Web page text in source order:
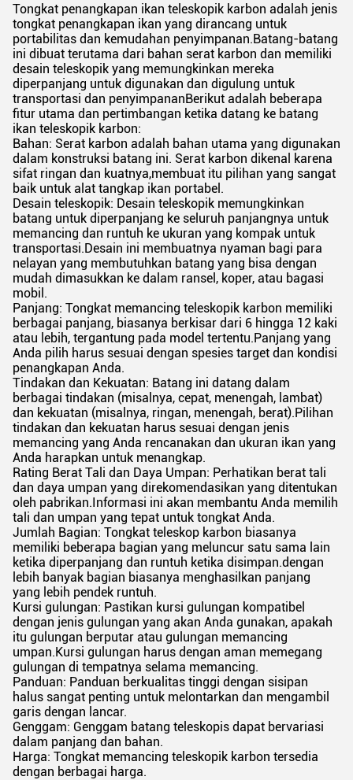
Tongkat penangkapan ikan teleskopik karbon adalah jenis
tongkat penangkapan ikan yang dirancang untuk
portabilitas dan kemudahan penyimpanan.Batang-batang
ini dibuat terutama dari bahan serat karbon dan memiliki
desain teleskopik yang memungkinkan mereka
diperpanjang untuk digunakan dan digulung untuk
transportasi dan penyimpananBerikut adalah beberapa
fitur utama dan pertimbangan ketika datang ke batang
ikan teleskopik karbon:
Bahan: Serat karbon adalah bahan utama yang digunakan
dalam konstruksi batang ini. Serat karbon dikenal karena
sifat ringan dan kuatnya,membuat itu pilihan yang sangat
baik untuk alat tangkap ikan portabel.
Desain teleskopik: Desain teleskopik memungkinkan
batang untuk diperpanjang ke seluruh panjangnya untuk
memancing dan runtuh ke ukuran yang kompak untuk
transportasi.Desain ini membuatnya nyaman bagi para
nelayan yang membutuhkan batang yang bisa dengan
mudah dimasukkan ke dalam ransel, koper, atau bagasi
mobil.
Panjang: Tongkat memancing teleskopik karbon memiliki
berbagai panjang, biasanya berkisar dari 6 hingga 12 kaki
atau lebih, tergantung pada model tertentu.Panjang yang
Anda pilih harus sesuai dengan spesies target dan kondisi
penangkapan Anda.
Tindakan dan Kekuatan: Batang ini datang dalam
berbagai tindakan (misalnya, cepat, menengah, lambat)
dan kekuatan (misalnya, ringan, menengah, berat).Pilihan
tindakan dan kekuatan harus sesuai dengan jenis
memancing yang Anda rencanakan dan ukuran ikan yang
Anda harapkan untuk menangkap.
Rating Berat Tali dan Daya Umpan: Perhatikan berat tali
dan daya umpan yang direkomendasikan yang ditentukan
oleh pabrikan.Informasi ini akan membantu Anda memilih
tali dan umpan yang tepat untuk tongkat Anda.
Jumlah Bagian: Tongkat teleskop karbon biasanya
memiliki beberapa bagian yang meluncur satu sama lain
ketika diperpanjang dan runtuh ketika disimpan.dengan
lebih banyak bagian biasanya menghasilkan panjang
yang lebih pendek runtuh.
Kursi gulungan: Pastikan kursi gulungan kompatibel
dengan jenis gulungan yang akan Anda gunakan, apakah
itu gulungan berputar atau gulungan memancing
umpan.Kursi gulungan harus dengan aman memegang
gulungan di tempatnya selama memancing.
Panduan: Panduan berkualitas tinggi dengan sisipan
halus sangat penting untuk melontarkan dan mengambil
garis dengan lancar.
Genggam: Genggam batang teleskopis dapat bervariasi
dalam panjang dan bahan.
Harga: Tongkat memancing teleskopik karbon tersedia
dengan berbagai harga.